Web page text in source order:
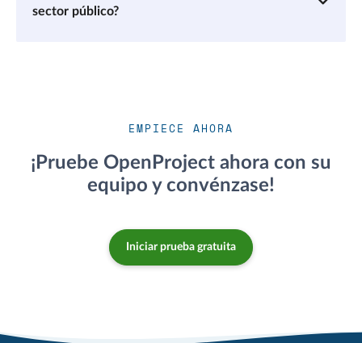
sector público?
EMPIECE AHORA
¡Pruebe OpenProject ahora con su
equipo y convénzase!
Iniciar prueba gratuita